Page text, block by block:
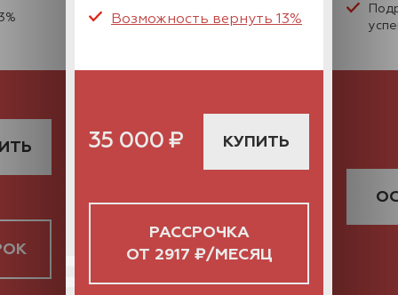
Возможность вернуть 13%
35 000 ₽ КУПИТЬ
РАССРОЧКА
ОТ 2917 ₽/МЕСЯЦ